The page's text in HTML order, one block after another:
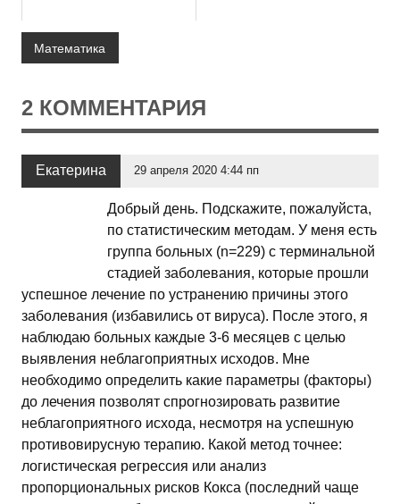
Математика
2 КОММЕНТАРИЯ
Екатерина 29 апреля 2020 4:44 пп
Добрый день. Подскажите, пожалуйста,
по статистическим методам. У меня есть
группа больных (n=229) с терминальной
стадией заболевания, которые прошли
успешное лечение по устранению причины этого
заболевания (избавились от вируса). После этого, я
наблюдаю больных каждые 3-6 месяцев с целью
выявления неблагоприятных исходов. Мне
необходимо определить какие параметры (факторы)
до лечения позволят спрогнозировать развитие
неблагоприятного исхода, несмотря на успешную
противовирусную терапию. Какой метод точнее:
логистическая регрессия или анализ
пропорциональных рисков Кокса (последний чаще